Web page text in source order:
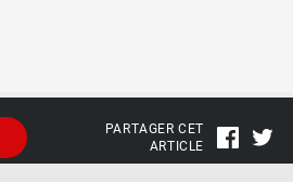
PARTAGER CET
ARTICLE